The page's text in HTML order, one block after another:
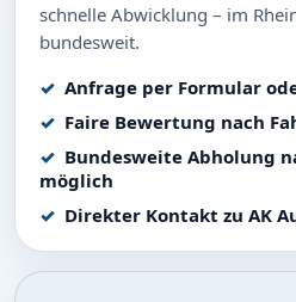
schnelle Abwicklung – im
bundesweit.
Anfrage per Formular
Faire Bewertung nach
Bundesweite Abholung
möglich
Direkter Kontakt zu AK